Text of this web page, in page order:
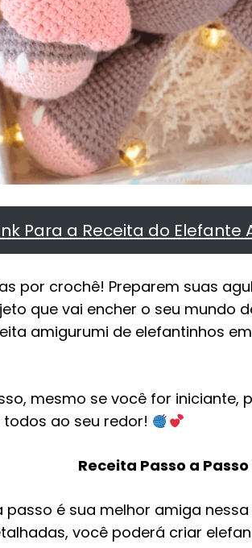
Para a Receita do Elefante
por crochê! Preparem suas
que vai encher o seu mundo
amigurumi de elefantinhos
mesmo se você for iniciante,
ao seu redor!
Receita Passo a Passo
passo é sua melhor amiga
você poderá criar